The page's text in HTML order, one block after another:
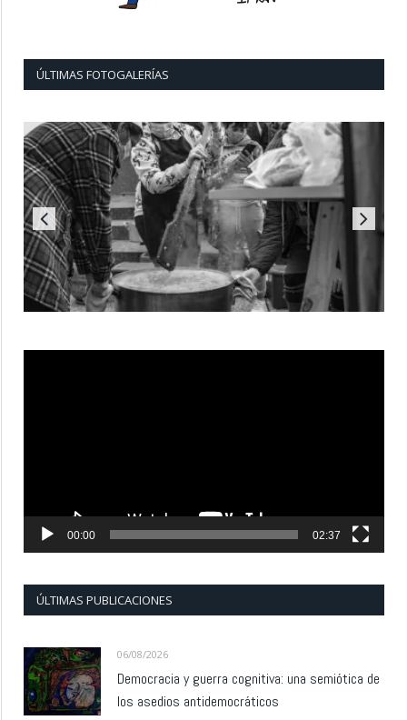
ÚLTIMAS FOTOGALERÍAS
00:00 02:37
ÚLTIMAS PUBLICACIONES
06/08/2026
Democracia y guerra cognitiva: una semiótica de
los asedios antidemocráticos